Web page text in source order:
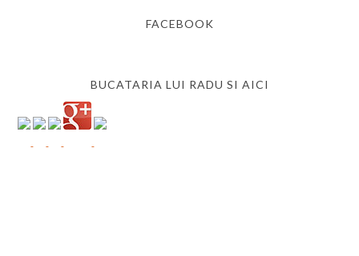
FACEBOOK
BUCATARIA LUI RADU SI AICI